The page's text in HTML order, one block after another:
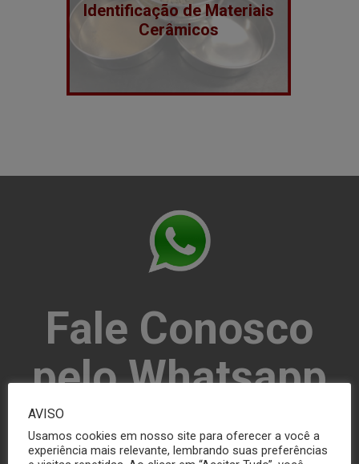
Identificação de Materiais
Cerâmicos
Fale Conosco
pelo Whatsapp
(16) 3306-6476
AVISO
Usamos cookies em nosso site para oferecer a você a
experiência mais relevante, lembrando suas preferências